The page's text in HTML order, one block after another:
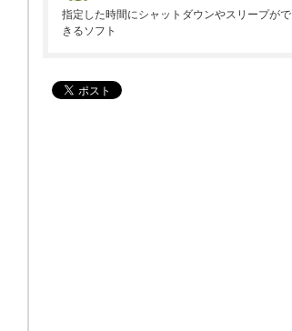
指定した時間にシャットダウンやスリープがで
きるソフト